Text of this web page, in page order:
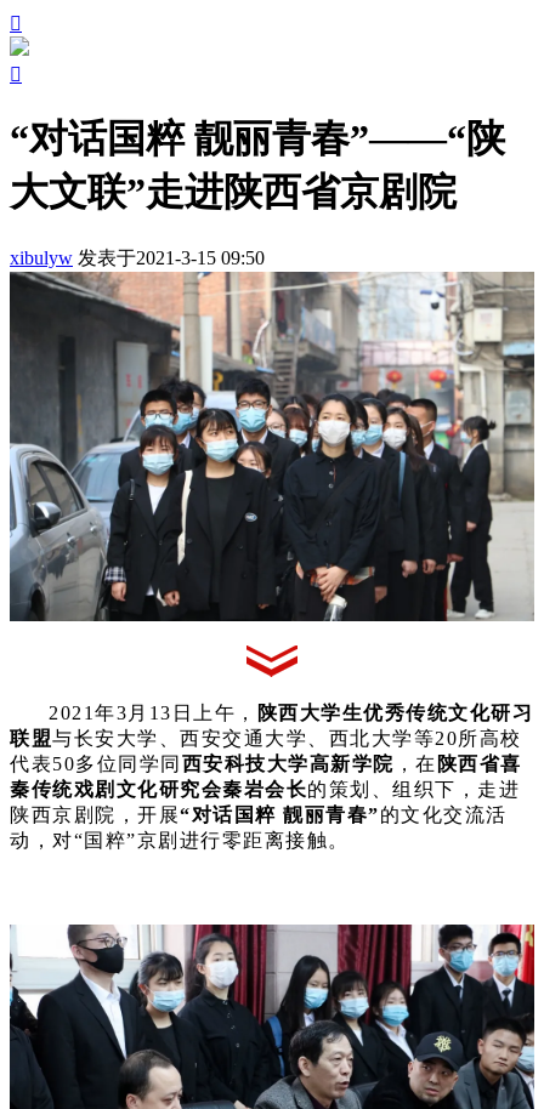


“对话国粹 靓丽青春”——“陕
大文联”走进陕西省京剧院
xibulyw 发表于2021-3-15 09:50
2021年3月13日上午，
陕西大学生优秀传统文化研习
联盟与长安大学、西安交通大学、西北大学等20所高校
代表50多位同学同 西安科技大学高新学院 ，在 陕西省喜
秦传统戏剧文化研究会秦岩会长的策划、组织下，走进
陕西京剧院，开展“对话国粹 靓丽青春”的文化交流活
动，对“国粹”京剧进行零距离接触。